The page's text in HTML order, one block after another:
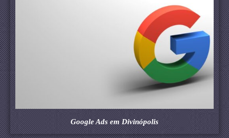
Google Ads em Divinópolis